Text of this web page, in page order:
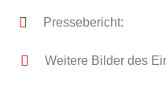
Pressebericht:
Weitere Bilder des